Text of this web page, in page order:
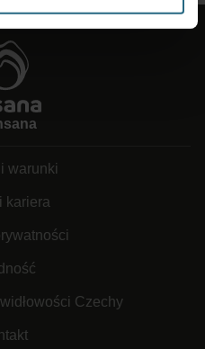
warunki
kariera
Czechy